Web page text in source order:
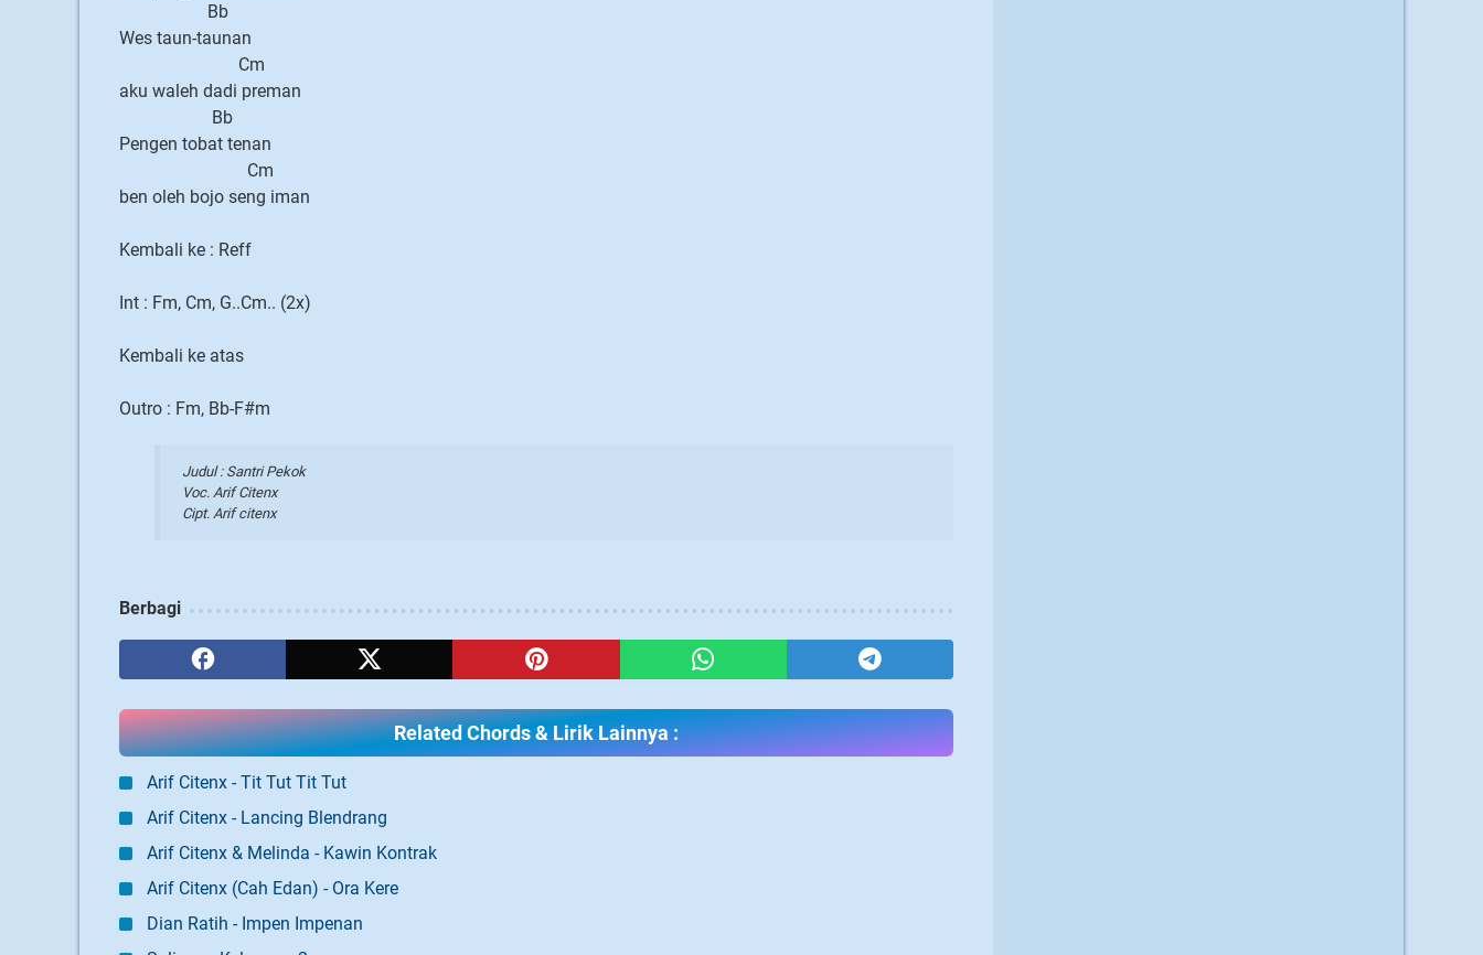
Bb
Wes taun-taunan
Cm
aku waleh dadi preman
Bb
Pengen tobat tenan
Cm
ben oleh bojo seng iman
Kembali ke : Reff
Int : Fm, Cm, G..Cm.. (2x)
Kembali ke atas
Outro : Fm, Bb-F#m
Judul : Santri Pekok
Voc. Arif Citenx
Cipt. Arif citenx
Berbagi
Related Chords & Lirik Lainnya :
Arif Citenx - Tit Tut Tit Tut
Arif Citenx - Lancing Blendrang
Arif Citenx & Melinda - Kawin Kontrak
Arif Citenx (Cah Edan) - Ora Kere
Dian Ratih - Impen Impenan